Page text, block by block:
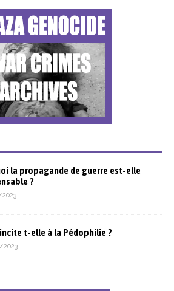
la propagande de guerre est-elle
?
incite t-elle à la Pédophilie ?